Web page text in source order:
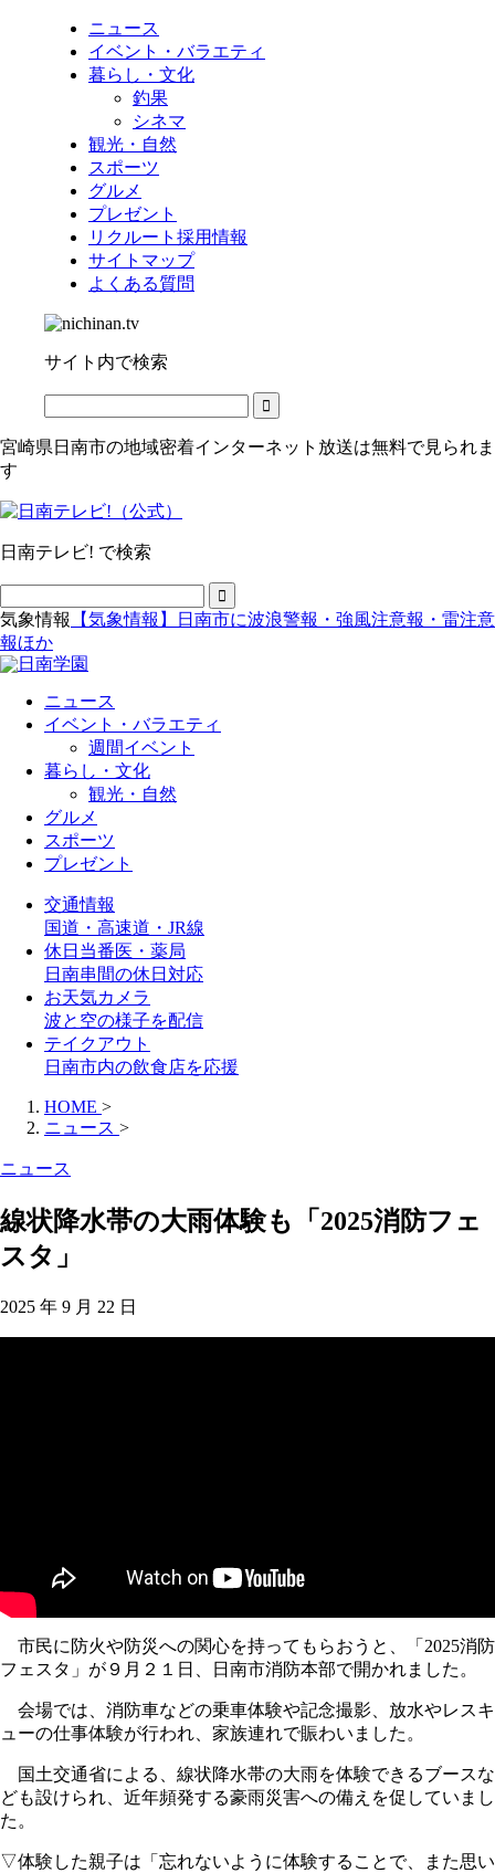
ニュース
イベント・バラエティ
暮らし・文化
釣果
シネマ
観光・自然
スポーツ
グルメ
プレゼント
リクルート採用情報
サイトマップ
よくある質問
サイト内で検索
宮崎県日南市の地域密着インターネット放送は無料で見られま
す
日南テレビ! で検索
気象情報
【気象情報】日南市に波浪警報・強風注意報・雷注意
報ほか
ニュース
イベント・バラエティ
週間イベント
暮らし・文化
観光・自然
グルメ
スポーツ
プレゼント
交通情報
国道・高速道・JR線
休日当番医・薬局
日南串間の休日対応
お天気カメラ
波と空の様子を配信
テイクアウト
日南市内の飲食店を応援
HOME >
ニュース >
ニュース
線状降水帯の大雨体験も「2025消防フェ
スタ」
2025 年 9 月 22 日
市民に防火や防災への関心を持ってもらおうと、「2025消防
フェスタ」が９月２１日、日南市消防本部で開かれました。
会場では、消防車などの乗車体験や記念撮影、放水やレスキ
ューの仕事体験が行われ、家族連れで賑わいました。
国土交通省による、線状降水帯の大雨を体験できるブースな
ども設けられ、近年頻発する豪雨災害への備えを促していまし
た。
▽体験した親子は「忘れないように体験することで、また思い